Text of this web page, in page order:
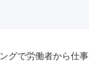
グで労働者から仕